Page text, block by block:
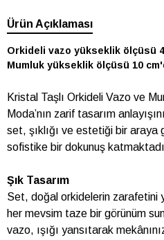
Ürün Açıklaması
Orkideli vazo yükseklik ölçüsü
Mumluk yükseklik ölçüsü 10
Kristal Taşlı Orkideli Vazo ve
Moda’nın zarif tasarım
set, şıklığı ve estetiği bir araya
sofistike bir dokunuş
Şık Tasarım
Set, doğal orkidelerin zarafetini
her mevsim taze bir görünüm
vazo, ışığı yansıtarak